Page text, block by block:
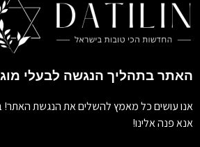
האתר בתהליך הנגשה לבעלי
אנו עושים כל מאמץ להשלים את הנגשת האתר!
אנא פנה אלינו!